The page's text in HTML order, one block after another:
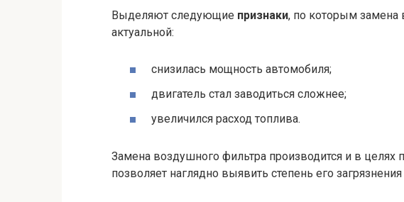
Выделяют следующие признаки, по которым замена
актуальной:
снизилась мощность автомобиля;
двигатель стал заводиться сложнее;
увеличился расход топлива.
Замена воздушного фильтра производится и в целях
позволяет наглядно выявить степень его